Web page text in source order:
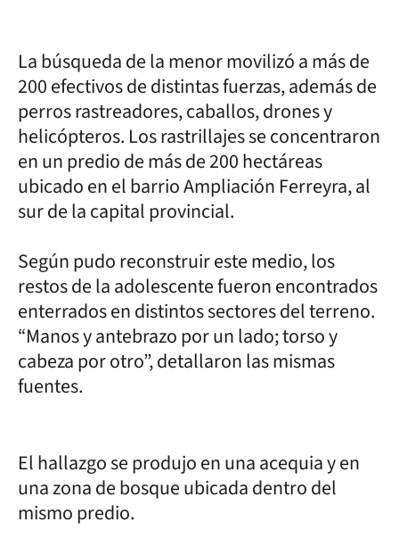
La búsqueda de la menor movilizó a más de
200 efectivos de distintas fuerzas, además de
perros rastreadores, caballos, drones y
helicópteros. Los rastrillajes se concentraron
en un predio de más de 200 hectáreas
ubicado en el barrio Ampliación Ferreyra, al
sur de la capital provincial.
Según pudo reconstruir este medio, los
restos de la adolescente fueron encontrados
enterrados en distintos sectores del terreno.
“Manos y antebrazo por un lado; torso y
cabeza por otro”, detallaron las mismas
fuentes.
El hallazgo se produjo en una acequia y en
una zona de bosque ubicada dentro del
mismo predio.